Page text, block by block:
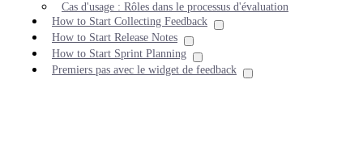
Cas d'usage : Rôles dans le processus d'évaluation
How to Start Collecting Feedback
How to Start Release Notes
How to Start Sprint Planning
Premiers pas avec le widget de feedback